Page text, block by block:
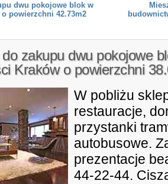
dwu pokojowe blok w
powierzchni 42.73m2
zakupu dwu pokojowe
Kraków o powierzchni
W pobliżu
restauracje,
przystanki
autobusowe.
prezentacje
44-22-44.